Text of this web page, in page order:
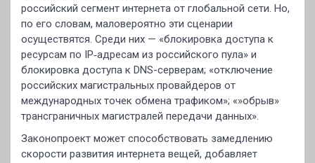
российский сегмент интернета от глобальной сети. Но,
по его словам, маловероятно эти сценарии
осуществятся. Среди них — «блокировка доступа к
ресурсам по IP‐адресам из российского пула» и
блокировка доступа к DNS-серверам; «отключение
российских магистральных провайдеров от
международных точек обмена трафиком»; «»обрыв»
трансграничных магистралей передачи данных».
Законопроект может способствовать замедлению
скорости развития интернета вещей, добавляет